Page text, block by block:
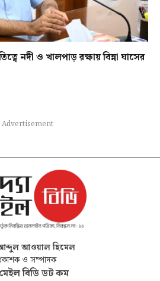
নদী ও খালপাড় রক্ষায় বিন্না ঘাসের
Advertisement
আওয়াল হিমেল
ও সম্পাদক
মেইল বিডি ডট কম